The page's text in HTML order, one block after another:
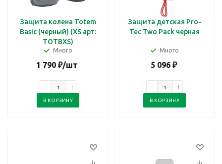
Защита колена Totem
Basic (черный) (XS арт:
TOTBXS)
Много
1 790 ₽/шт
В КОРЗИНУ
Защита детская Pro-
Tec Two Pack черная
Много
5 096₽
В КОРЗИНУ